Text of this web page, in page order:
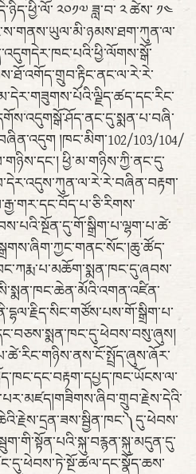
༢༠༡༧ ཟླ་བ་ ༢ ཚེས་ ༡༤
།ཁང་མིག་102/103/104/
ཕྱི་མ་གཉིས་ཀྱི་ནང་དུ་